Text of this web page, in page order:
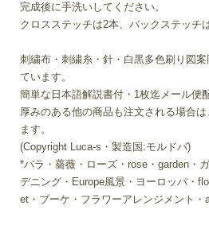
完成後に手洗いしてください。
クロスステッチは2本、バックステッチ
刺繍布・刺繍糸・針・白黒多色刷り図
ています。
簡単な日本語解説書付・1枚迄メール便
厚みのある他の商品も注文される場合
ます。
(Copyright Luca-s・製造国:モルドバ)
*バラ・薔薇・ローズ・rose・garden・
デニング・Europe風景・ヨーロッパ・
et・ブーケ・フラワーアレンジメント・